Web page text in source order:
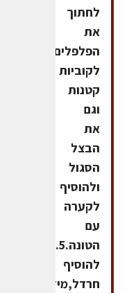
לחתוך
את
הפלפלים
לקוביות
קטנות
וגם
את
הבצל
הסגול
ולהוסיף
לקערה
עם
הטונה.5.
להוסיף
חרדל,מיץ